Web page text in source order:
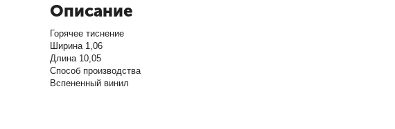
Описание
Горячее тиснение
Ширина 1,06
Длина 10,05
Способ производства
Вспененный винил